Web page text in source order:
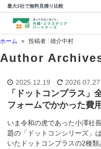
最大3社で無料見積り比較
ホーム » 投稿者 : 雄介中村
Author
2025.12.19 2026.07.27
「ドットコンプラス」
フォームでかかった費
いま令和の虎であった小澤社
題の「ドットコンシリーズ」
いたドットコンプラスの2種